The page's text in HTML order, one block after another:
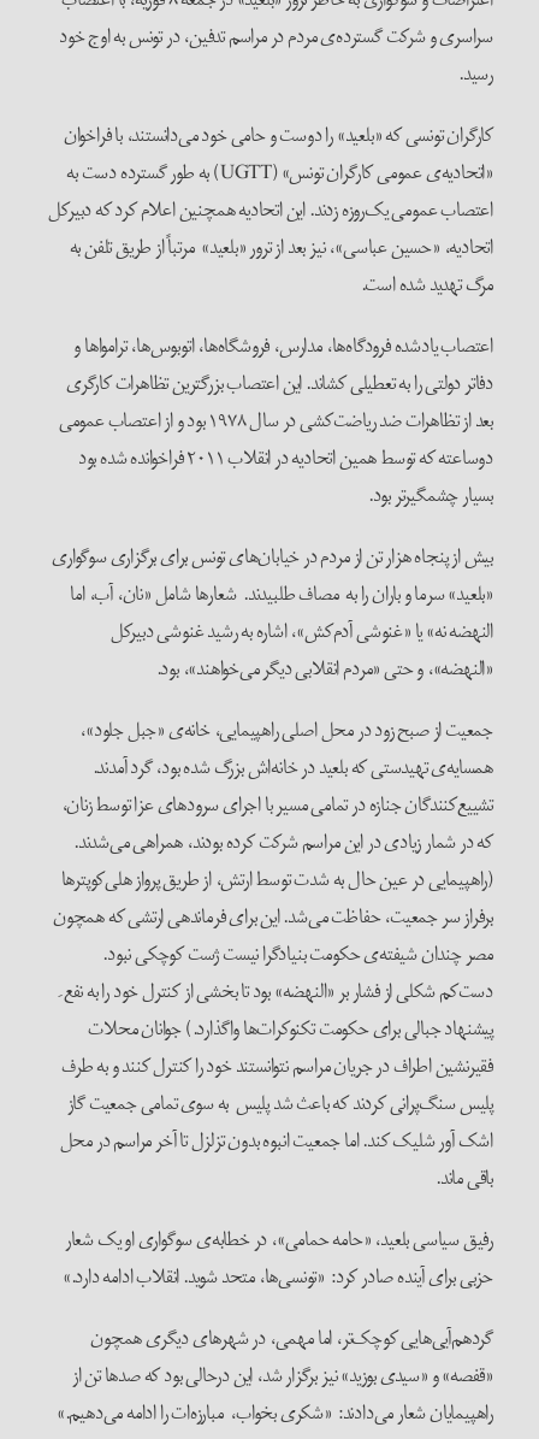
سراسری و شرکت گسترده‌ی مردم در مراسم تدفین، در تونس به اوج خود
رسید.
کارگران تونسی که «بلعید» را دوست و حامی خود می‌دانستند، با فراخوان
«اتحادیه‌ی عمومی کارگران تونس» (UGTT) به طور گسترده دست به
اعتصاب عمومی یک‌روزه زدند. این اتحادیه همچنین اعلام کرد که دبیرکل
اتحادیه، «حسین عباسی»، نیز بعد از ترور «بلعید» مرتباً از طریق تلفن به
مرگ تهدید شده است.
اعتصاب یادشده فرودگاه‌ها، مدارس، فروشگاه‌ها، اتوبوس‌ها، ترامواها و
دفاتر دولتی را به تعطیلی کشاند. این اعتصاب بزرگترین تظاهرات کارگری
بعد از تظاهرات ضد ریاضت‌کشی در سال ۱۹۷۸ بود و از اعتصاب عمومی
دوساعته که توسط همین اتحادیه در انقلاب ۲۰۱۱ فراخوانده شده بود
بسیار چشمگیرتر بود.
بیش از پنجاه هزار تن از مردم در خیابان‌های تونس برای برگزاری سوگواری
«بلعید» سرما و باران را به مصاف طلبیدند. شعارها شامل «نان، آب، اما
النهضه نه» یا «غنوشی آدم‌کش»، اشاره به رشید غنوشی دبیرکل
«النهضه»، و حتی «مردم انقلابی دیگر می‌خواهند»، بود.
جمعیت از صبح زود در محل اصلی راهپیمایی، خانه‌ی «جبل جلود»،
همسایه‌ی تهیدستی که بلعید در خانه‌اش بزرگ شده بود، گرد آمدند.
تشییع‌کنندگان جنازه در تمامی مسیر با اجرای سرودهای عزا توسط زنان،
که در شمار زیادی در این مراسم شرکت کرده بودند، همراهی می‌‌شدند.
(راهپیمایی در عین حال به شدت توسط ارتش، از طریق پرواز هلی‌کوپتر‌ها
برفراز سر جمعیت، حفاظت می‌شد. این برای فرماندهی ارتشی که همچون
مصر چندان شیفته‌ی حکومت بنیادگرا نیست ژست کوچکی نبود.
دست‌کم شکلی از فشار بر «النهضه» بود تا بخشی از کنترل خود را به نفع ِ
پیشنهاد جبالی برای حکومت تکنوکرات‌ها واگذارد.) جوانان محلات
فقیرنشین اطراف در جریان مراسم نتوانستند خود را کنترل کنند و به طرف
پلیس سنگ‌پرانی کردند که باعث شد پلیس به سوی تمامی جمعیت گاز
اشک آور شلیک کند. اما جمعیت انبوه بدون تزلزل تا آخر مراسم در محل
باقی ماند.
رفیق سیاسی بلعید، «حامه حمامی»، در خطابه‌ی سوگواری او یک شعار
حزبی برای آینده صادر کرد: «تونسی‌ها، متحد شوید. انقلاب ادامه دارد.»
گردهم‌آیی‌هایی کوچک‌تر، اما مهمی، در شهرهای دیگری همچون
«قفصه» و «سیدی بوزید» نیز برگزار شد، این درحالی بود که صدها تن از
راهپیمایان شعار می‌دادند: «شکری بخواب، مبارزه‌ات را ادامه می‌دهیم.»